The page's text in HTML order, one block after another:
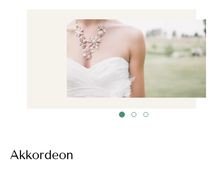
1 2 3
Akkordeon